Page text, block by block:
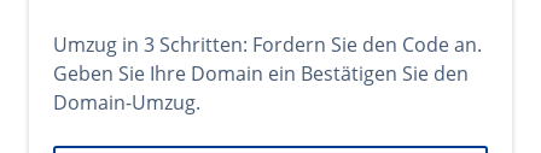
Umzug in 3 Schritten: Fordern Sie den Code an.
Geben Sie Ihre Domain ein Bestätigen Sie den
Domain-Umzug.